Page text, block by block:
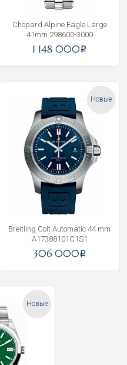
Chopard Alpine Eagle Large
41mm 298600-3000
1 148 000i
Новые
Breitling Colt Automatic 44 mm
A17388101C1S1
306 000i
Новые